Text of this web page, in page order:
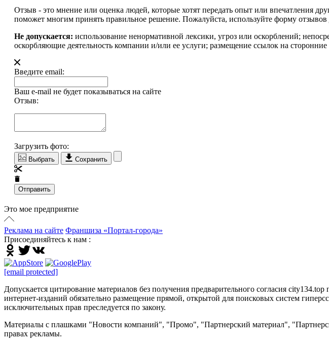
Отзыв - это мнение или оценка людей, которые хотят передать опыт или впечатления
поможет многим принять правильное решение. Пожалуйста, используйте форму
Не допускается: использование ненормативной лексики, угроз или оскорблений;
оскорбляющие деятельность компании и/или ее услуги; размещение ссылок на
Введите email:
Ваш e-mail не будет показываться на сайте
Отзыв:
Загрузить фото:
Выбрать Сохранить
Отправить
Это мое предприятие
Реклама на сайте Франшиза «Портал-города»
Присоединяйтесь к нам :
[email protected]
Допускается цитирование материалов без получения предварительного согласия
интернет-изданий обязательно размещение прямой, открытой для поисковых систем
исключительных прав преследуется по закону.
Материалы с плашками "Новости компаний", "Промо", "Партнерский материал",
правах рекламы.